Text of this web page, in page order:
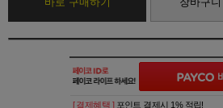
[ 결제혜택 ] 포인트 결제시 1% 적립!